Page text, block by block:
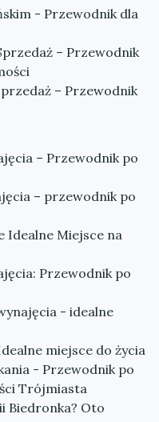
- Przewodnik dla
– Przewodnik
– Przewodnik
– Przewodnik po
– przewodnik po
Idealne Miejsce na
Przewodnik po
- idealne
miejsce do życia
- Przewodnik po
Trójmiasta
Biedronka? Oto